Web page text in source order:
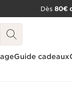
Dès 80€
Guide cadeaux